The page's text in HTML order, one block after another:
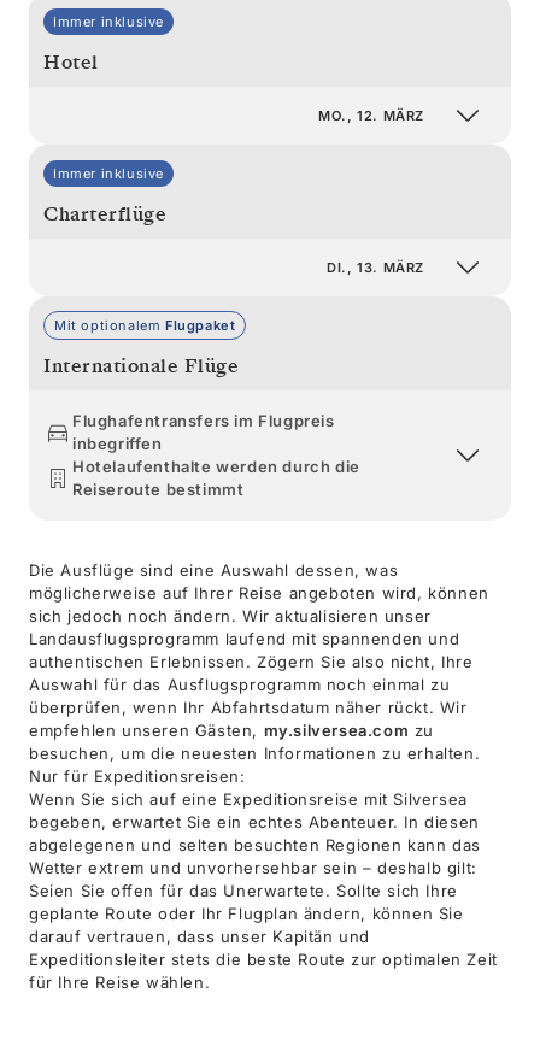
Immer inklusive
Hotel
MO., 12. MÄRZ
Immer inklusive
Charterflüge
DI., 13. MÄRZ
Mit optionalem Flugpaket
Internationale Flüge
Flughafentransfers im Flugpreis
inbegriffen
Hotelaufenthalte werden durch die
Reiseroute bestimmt
Die Ausflüge sind eine Auswahl dessen, was
möglicherweise auf Ihrer Reise angeboten wird, können
sich jedoch noch ändern. Wir aktualisieren unser
Landausflugsprogramm laufend mit spannenden und
authentischen Erlebnissen. Zögern Sie also nicht, Ihre
Auswahl für das Ausflugsprogramm noch einmal zu
überprüfen, wenn Ihr Abfahrtsdatum näher rückt. Wir
empfehlen unseren Gästen, my.silversea.com zu
besuchen, um die neuesten Informationen zu erhalten.
Nur für Expeditionsreisen:
Wenn Sie sich auf eine Expeditionsreise mit Silversea
begeben, erwartet Sie ein echtes Abenteuer. In diesen
abgelegenen und selten besuchten Regionen kann das
Wetter extrem und unvorhersehbar sein – deshalb gilt:
Seien Sie offen für das Unerwartete. Sollte sich Ihre
geplante Route oder Ihr Flugplan ändern, können Sie
darauf vertrauen, dass unser Kapitän und
Expeditionsleiter stets die beste Route zur optimalen Zeit
für Ihre Reise wählen.